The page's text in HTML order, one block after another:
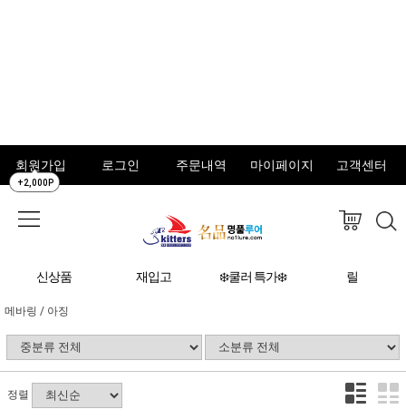
회원가입
+2,000P
로그인 주문내역 마이페이지 고객센터
신상품 재입고 ❄️쿨러 특가❄️ 릴
메바링 / 아징
정렬